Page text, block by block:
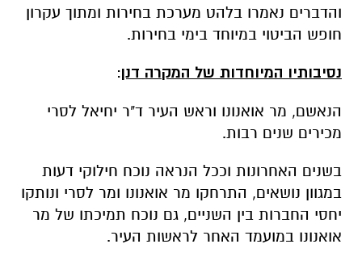
והדברים נאמרו בלהט מערכת בחירות ומתוך עקרון
חופש הביטוי במיוחד בימי בחירות.
נסיבותיו המיוחדות של המקרה דנן:
הנאשם, מר אואנונו וראש העיר ד"ר יחיאל לסרי
מכירים שנים רבות.
בשנים האחרונות וככל הנראה נוכח חילוקי דעות
במגוון נושאים, התרחקו מר אואנונו ומר לסרי ונותקו
יחסי החברות בין השניים, גם נוכח תמיכתו של מר
אואנונו במועמד האחר לראשות העיר.